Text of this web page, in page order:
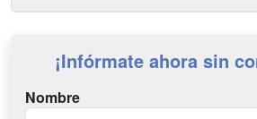
¡Infórmate ahora sin
Nombre